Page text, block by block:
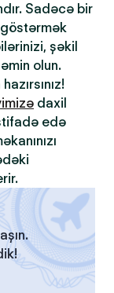
Sadəcə bir
göstərmək
şəkil
olun.
daxil
edə